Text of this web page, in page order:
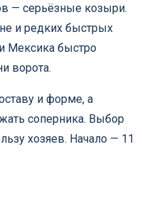
— серьёзные козыри.
и редких быстрых
Мексика быстро
ворота.
и форме, а
соперника. Выбор
хозяев. Начало — 11